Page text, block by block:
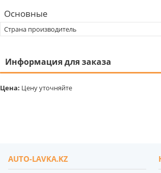
Основные
Страна производитель
Информация для заказа
Цена: Цену уточняйте
AUTO-LAVKA.KZ